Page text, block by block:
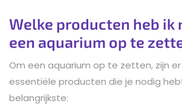
Welke producten heb ik
een aquarium op te
Om een aquarium op te zetten, zijn
essentiële producten die je nodig
belangrijkste: